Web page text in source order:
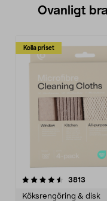
Ovanligt
Kolla priset
3813
Köksrengöring & disk
4.0av 5 stjärnor